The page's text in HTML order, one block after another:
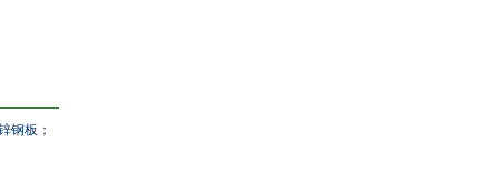
钢板；